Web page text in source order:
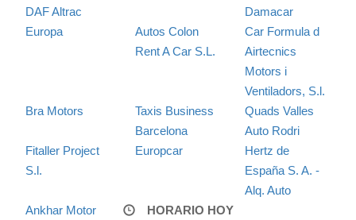
DAF Altrac
Europa
Damacar
Autos Colon
Rent A Car S.L.
Car Formula d
Airtecnics
Motors i
Ventiladors, S.l.
Bra Motors
Taxis Business
Barcelona
Quads Valles
Auto Rodri
Fitaller Project
S.l.
Europcar
Hertz de
España S. A. -
Alq. Auto
Ankhar Motor
HORARIO HOY